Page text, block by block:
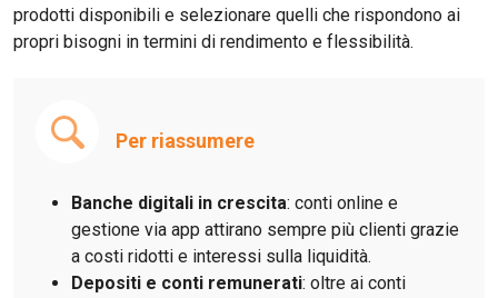
prodotti disponibili e selezionare quelli che rispondono ai
propri bisogni in termini di rendimento e flessibilità.
Per riassumere
Banche digitali in crescita: conti online e
gestione via app attirano sempre più clienti grazie
a costi ridotti e interessi sulla liquidità.
Depositi e conti remunerati: oltre ai conti